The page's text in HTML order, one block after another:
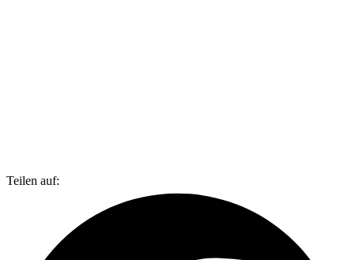
Teilen auf: